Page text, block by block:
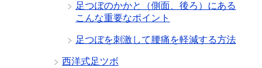
足つぼのかかと（側面、後ろ）にある
こんな重要なポイント
足つぼを刺激して腰痛を軽減する方法
西洋式足ツボ